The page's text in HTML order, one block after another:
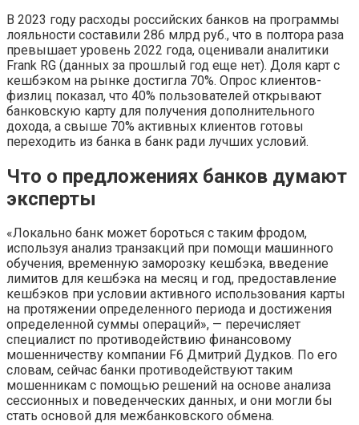
В 2023 году расходы российских банков на программы
лояльности составили 286 млрд руб., что в полтора раза
превышает уровень 2022 года, оценивали аналитики
Frank RG (данных за прошлый год еще нет). Доля карт с
кешбэком на рынке достигла 70%. Опрос клиентов-
физлиц показал, что 40% пользователей открывают
банковскую карту для получения дополнительного
дохода, а свыше 70% активных клиентов готовы
переходить из банка в банк ради лучших условий.
Что о предложениях банков думают
эксперты
«Локально банк может бороться с таким фродом,
используя анализ транзакций при помощи машинного
обучения, временную заморозку кешбэка, введение
лимитов для кешбэка на месяц и год, предоставление
кешбэков при условии активного использования карты
на протяжении определенного периода и достижения
определенной суммы операций», — перечисляет
специалист по противодействию финансовому
мошенничеству компании F6 Дмитрий Дудков. По его
словам, сейчас банки противодействуют таким
мошенникам с помощью решений на основе анализа
сессионных и поведенческих данных, и они могли бы
стать основой для межбанковского обмена.